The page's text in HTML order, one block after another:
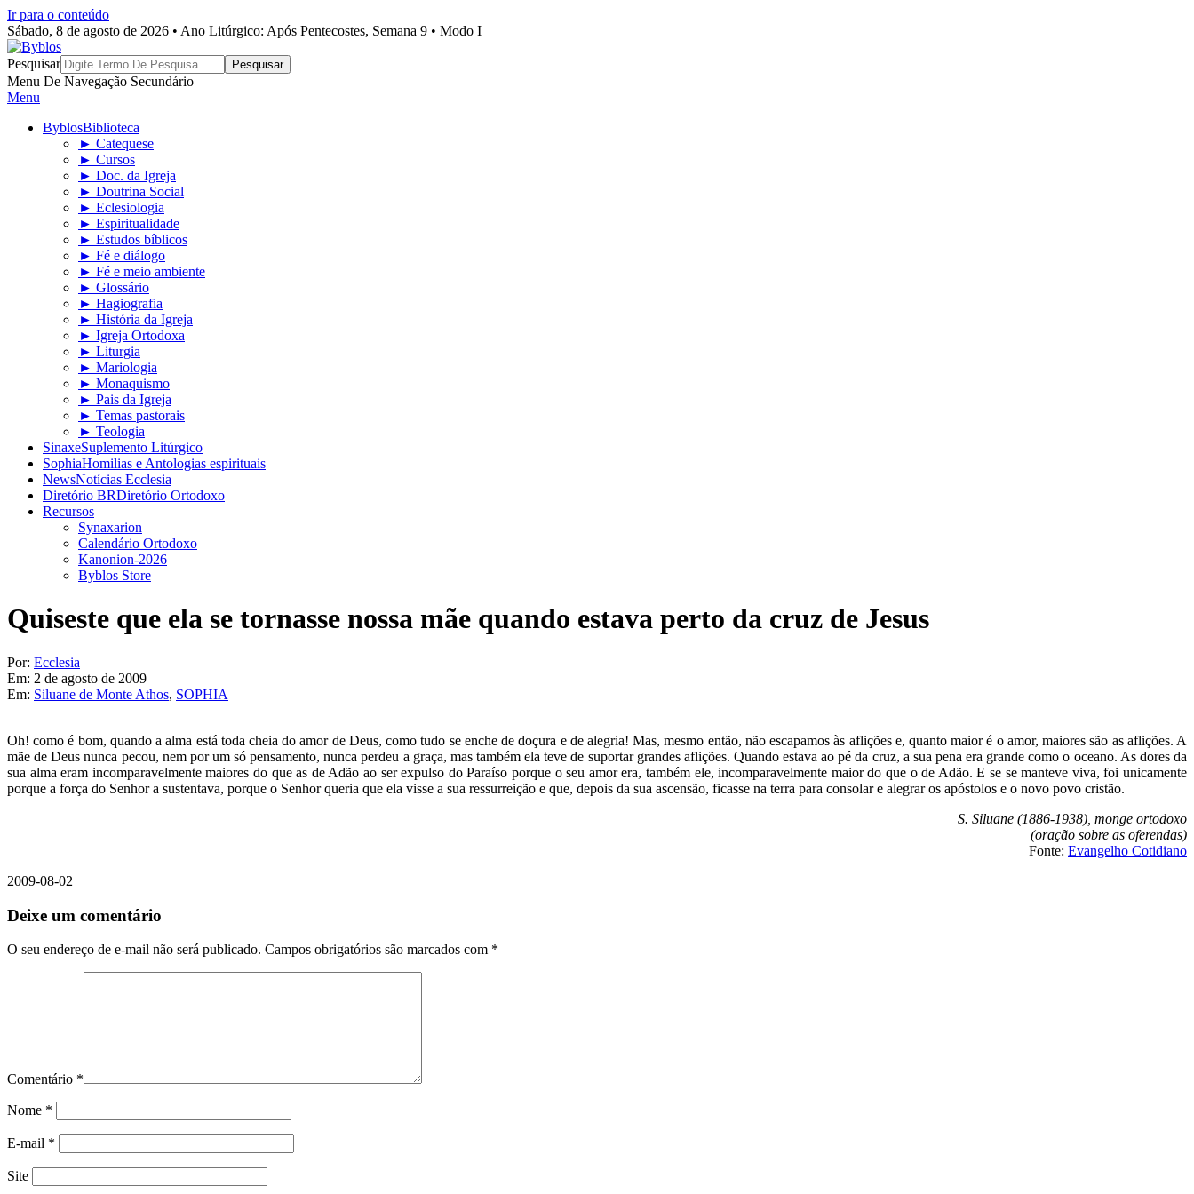
Ir para o conteúdo
Sábado, 8 de agosto de 2026 • Ano Litúrgico: Após Pentecostes, Semana 9 • Modo I
Byblos
Pesquisar
Menu De Navegação Secundário
Menu
ByblosBiblioteca
► Catequese
► Cursos
► Doc. da Igreja
► Doutrina Social
► Eclesiologia
► Espiritualidade
► Estudos bíblicos
► Fé e diálogo
► Fé e meio ambiente
► Glossário
► Hagiografia
► História da Igreja
► Igreja Ortodoxa
► Liturgia
► Mariologia
► Monaquismo
► Pais da Igreja
► Temas pastorais
► Teologia
SinaxeSuplemento Litúrgico
SophiaHomilias e Antologias espirituais
NewsNotícias Ecclesia
Diretório BRDiretório Ortodoxo
Recursos
Synaxarion
Calendário Ortodoxo
Kanonion-2026
Byblos Store
Quiseste que ela se tornasse nossa mãe quando estava perto da cruz de Jesus
Por: Ecclesia
Em: 2 de agosto de 2009
Em: Siluane de Monte Athos, SOPHIA
Oh! como é bom, quando a alma está toda cheia do amor de Deus, como tudo se enche de doçura e de alegria! Mas, mesmo então, não escapamos às aflições e, quanto maior é o amor, maiores são as aflições. A
mãe de Deus nunca pecou, nem por um só pensamento, nunca perdeu a graça, mas também ela teve de suportar grandes aflições. Quando estava ao pé da cruz, a sua pena era grande como o oceano. As dores da
sua alma eram incomparavelmente maiores do que as de Adão ao ser expulso do Paraíso porque o seu amor era, também ele, incomparavelmente maior do que o de Adão. E se se manteve viva, foi unicamente
porque a força do Senhor a sustentava, porque o Senhor queria que ela visse a sua ressurreição e que, depois da sua ascensão, ficasse na terra para consolar e alegrar os apóstolos e o novo povo cristão.
S. Siluane (1886-1938), monge ortodoxo
(oração sobre as oferendas)
Fonte: Evangelho Cotidiano
2009-08-02
Deixe um comentário
O seu endereço de e-mail não será publicado. Campos obrigatórios são marcados com *
Comentário *
Nome *
E-mail *
Site